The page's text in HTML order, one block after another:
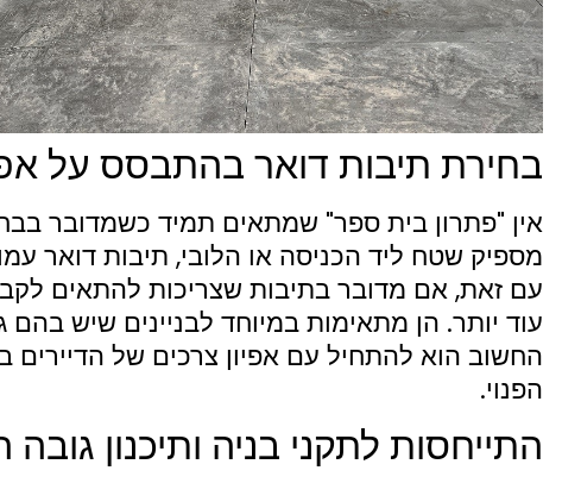
בחירת תיבות דואר בהתבסס על
אין "פתרון בית ספר" שמתאים תמיד כשמדובר
מספיק שטח ליד הכניסה או הלובי, תיבות דואר
עם זאת, אם מדובר בתיבות שצריכות להתאים
עוד יותר. הן מתאימות במיוחד לבניינים שיש
החשוב הוא להתחיל עם אפיון צרכים של
הפנוי.
התייחסות לתקני בניה ותיכנון